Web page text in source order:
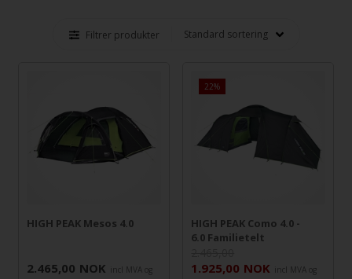
Filtrer produkter
HIGH PEAK Mesos 4.0
2.465,00 NOK
incl MVA og
22%
HIGH PEAK Como 4.0 -
6.0 Familietelt
1.925,00 NOK
incl MVA og